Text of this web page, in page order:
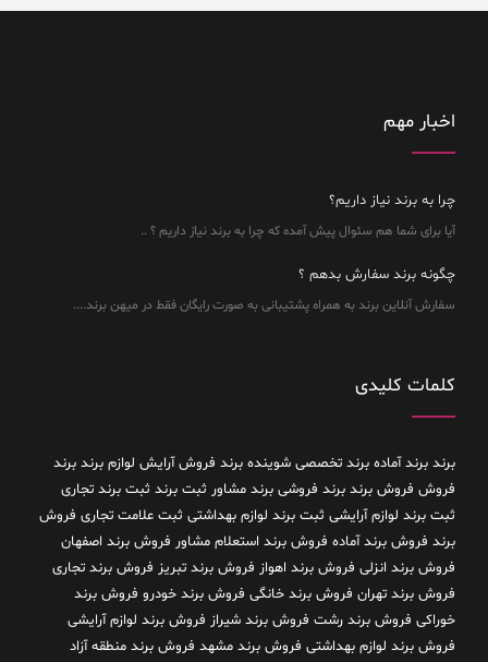
اخبار مهم
چرا به برند نیاز داریم؟
آیا برای شما هم سئوال پیش آمده که چرا به برند نیاز داریم ؟ ..
چگونه برند سفارش بدهم ؟
سفارش آنلاین برند به همراه پشتیبانی به صورت رایگان فقط در میهن برند....
کلمات کلیدی
برند برند آماده برند تخصصی شوینده برند فروش آرایش لوازم برند برند
فروش فروش برند برند فروشی برند مشاور ثبت برند ثبت برند تجاری
ثبت برند لوازم آرایشی ثبت برند لوازم بهداشتی ثبت علامت تجاری فروش
برند فروش برند آماده فروش برند استعلام مشاور فروش برند اصفهان
فروش برند انزلی فروش برند اهواز فروش برند تبریز فروش برند تجاری
فروش برند تهران فروش برند خانگی فروش برند خودرو فروش برند
خوراکی فروش برند رشت فروش برند شیراز فروش برند لوازم آرایشی
فروش برند لوازم بهداشتی فروش برند مشهد فروش برند منطقه آزاد